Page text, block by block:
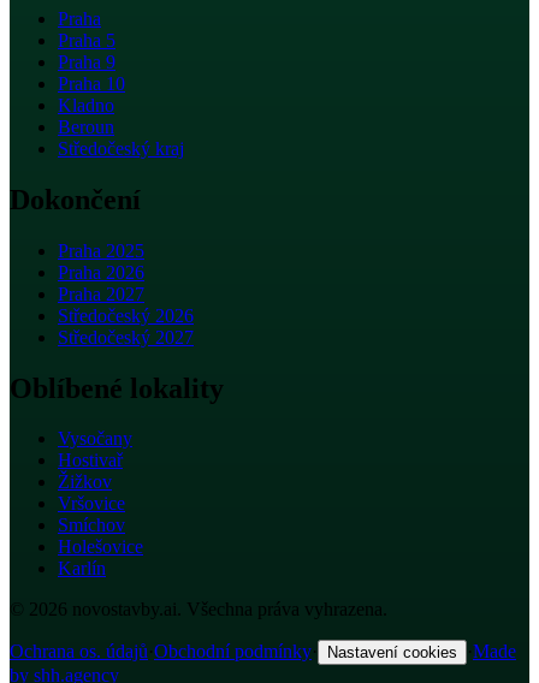
Praha
Praha 5
Praha 9
Praha 10
Kladno
Beroun
Středočeský kraj
Dokončení
Praha 2025
Praha 2026
Praha 2027
Středočeský 2026
Středočeský 2027
Oblíbené lokality
Vysočany
Hostivař
Žižkov
Vršovice
Smíchov
Holešovice
Karlín
© 2026 novostavby.ai. Všechna práva vyhrazena.
Ochrana os. údajů·Obchodní podmínky· Nastavení cookies ·Made
by shh.agency